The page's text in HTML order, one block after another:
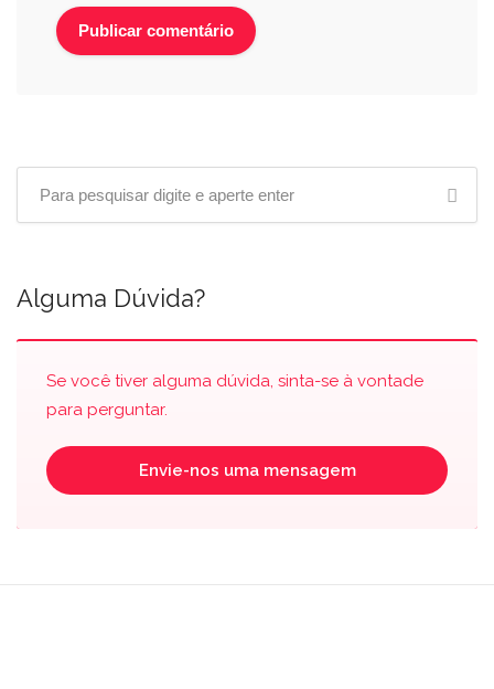
Alguma Dúvida?
Se você tiver alguma dúvida, sinta-se à vontade
para perguntar.
Envie-nos uma mensagem